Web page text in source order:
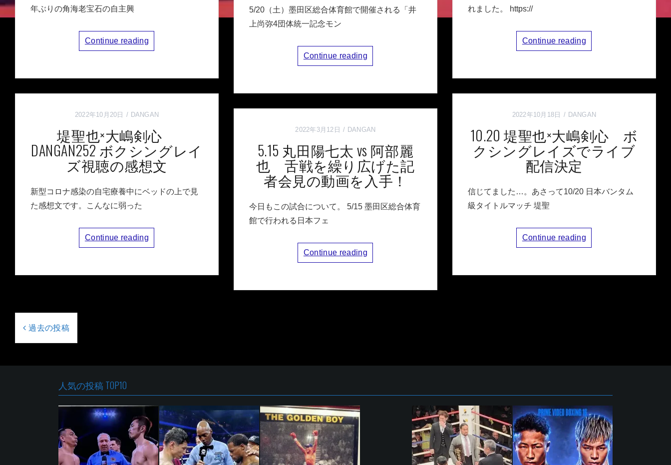
年ぶりの角海老宝石の自主興
Continue reading
5/20（土）墨田区総合体育館で開催される「井
上尚弥4団体統一記念モン
Continue reading
れました。 https://
Continue reading
2022年10月20日 DANGAN
堤聖也×大嶋剣心
DANGAN252 ボクシングレイ
ズ視聴の感想文
新型コロナ感染の自宅療養中にベッドの上で見
た感想文です。こんなに弱った
Continue reading
2022年10月18日 DANGAN
10.20 堤聖也×大嶋剣心 ボ
クシングレイズでライブ
配信決定
信じてました…。あさって10/20 日本バンタム
級タイトルマッチ 堤聖
Continue reading
2022年3月12日 DANGAN
5.15 丸田陽七太 vs 阿部麗
也 舌戦を繰り広げた記
者会見の動画を入手！
今日もこの試合について。 5/15 墨田区総合体育
館で行われる日本フェ
Continue reading
稿
ナ
ゲ
過去の投稿
人気の投稿 TOP10